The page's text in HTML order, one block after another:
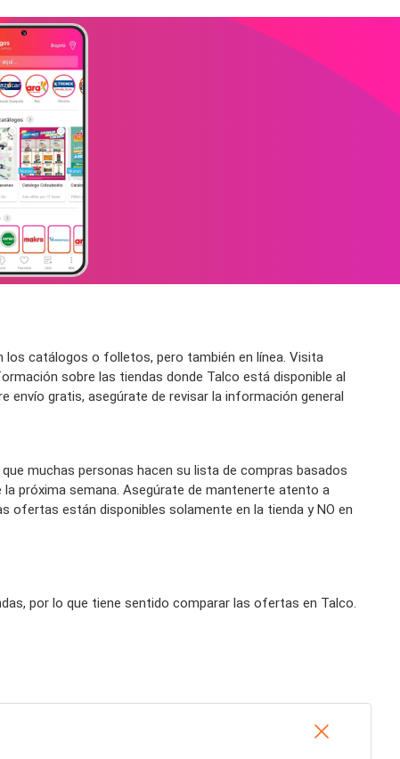
catálogos o folletos, pero también en línea. Visita
sobre las tiendas donde Talco está disponible al
gratis, asegúrate de revisar la información general
muchas personas hacen su lista de compras basados
próxima semana. Asegúrate de mantenerte atento a
ofertas están disponibles solamente en la tienda y NO en
por lo que tiene sentido comparar las ofertas en Talco.